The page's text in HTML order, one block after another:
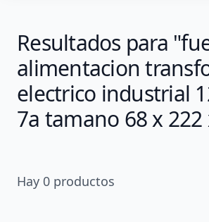
Resultados para
alimentacion
electrico industrial
7a tamano 68 x
Hay 0 productos